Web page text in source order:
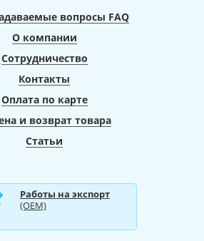
вопросы FAQ
О компании
Сотрудничество
Контакты
Оплата по карте
и возврат товара
Статьи
Работы на экспорт
(ОЕМ)